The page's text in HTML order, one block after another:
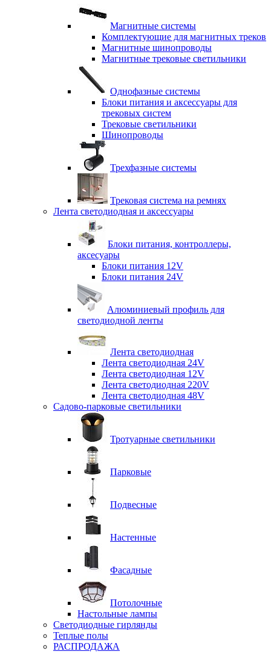
Магнитные системы
Комплектующие для магнитных треков
Магнитные шинопроводы
Магнитные трековые светильники
Однофазные системы
Блоки питания и аксессуары для
трековых систем
Трековые светильники
Шинопроводы
Трехфазные системы
Трековая система на ремнях
Лента светодиодная и аксессуары
Блоки питания, контроллеры,
аксесуары
Блоки питания 12V
Блоки питания 24V
Алюминиевый профиль для
светодиодной ленты
Лента светодиодная
Лента светодиодная 24V
Лента светодиодная 12V
Лента светодиодная 220V
Лента светодиодная 48V
Садово-парковые светильники
Тротуарные светильники
Парковые
Подвесные
Настенные
Фасадные
Потолочные
Настольные лампы
Светодиодные гирлянды
Теплые полы
РАСПРОДАЖА